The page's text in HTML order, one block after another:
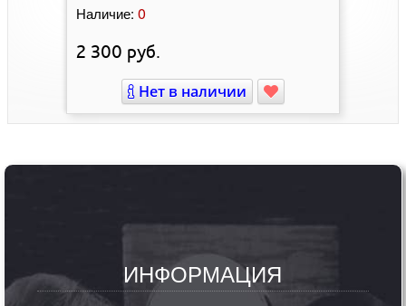
Наличие: 0
2 300 руб.
Нет в наличии
ИНФОРМАЦИЯ